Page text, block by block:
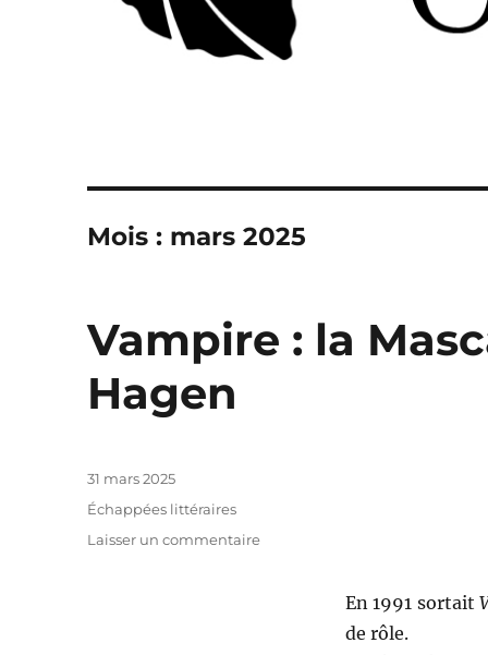
Mois : mars 2025
Vampire : la
Hagen
En 1991 sortait
de rôle.
Publié
le
31 mars 2025
Catégories
Échappées littéraires
Laisser un commentairesur